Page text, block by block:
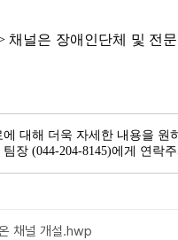
널은 장애인단체 및 전
에 대해 더욱 자세한 내용을 원
팀장 (044-204-8145)에게 연락
채널 개설.hwp